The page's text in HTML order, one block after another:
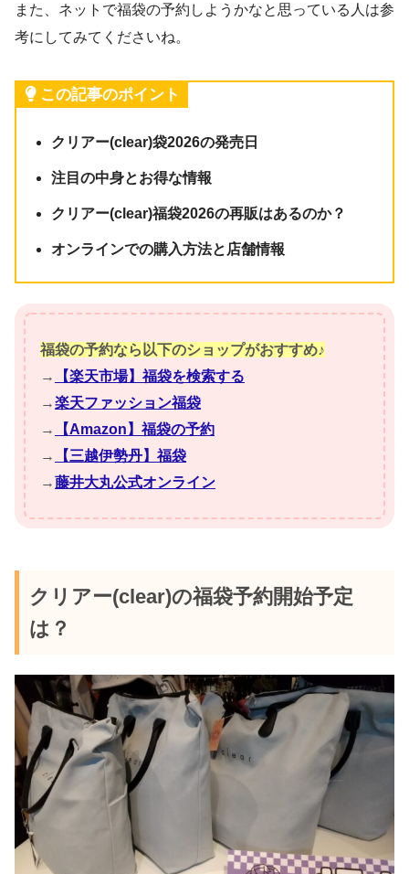
また、ネットで福袋の予約しようかなと思っている人は参
考にしてみてくださいね。
この記事のポイント
クリアー(clear)袋2026の発売日
注目の中身とお得な情報
クリアー(clear)福袋2026の再販はあるのか？
オンラインでの購入方法と店舗情報
福袋の予約なら以下のショップがおすすめ♪
→
【楽天市場】福袋を検索する
→楽天ファッション福袋
→
【Amazon】福袋の予約
→
【三越伊勢丹】福袋
→藤井大丸公式オンライン
クリアー(clear)の福袋予約開始予定
は？